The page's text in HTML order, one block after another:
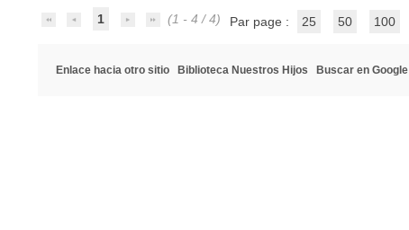
1 (1 - 4 / 4) Par page : 25 50 100
Enlace hacia otro sitio Biblioteca Nuestros Hijos Buscar en Google